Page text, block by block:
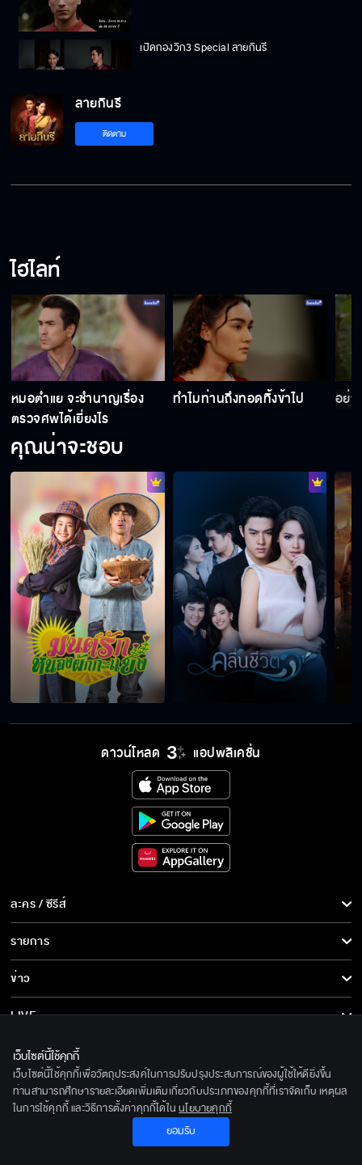
เปิดกองวิก3 Special ลายกินรี
เงื่อนงำจากผืนผ้า คดีฆาตกรรมที่อาจทำให้อโยธ
ลายกินรี
ติดตาม
ไฮไลท์
หมอตำแย จะชำนาญเรื่อง
ตรวจศพได้เยี่ยงไร
ทำไมท่านถึงทอดทิ้งข้าไป อย่า
คุณน่าจะชอบ
ดาวน์โหลด แอปพลิเคชั่น
ละคร / ซีรีส์
ละคร/ซีรีส์
ซีรีส์นานาชาติ
การ์ตูน & เกม
รายการ
รายการทั้งหมด
ข่าว
ข่าวทั้งหมด
ข่าวประชาสัมพันธ์
LIVE
เกี่ยวกับเรา
BEC World
รู้จักเรา
ติดตามเราได้ที่
© 2020 Bangkok Entertainment Co.,Ltd. All Rights Reserved.
Powered by BECi Corporation Ltd.
เว็บไซต์นี้ใช้คุกกี้
เว็บไซต์นี้ใช้คุกกี้เพื่อวัตถุประสงค์ในการปรับปรุงประสบการณ์ของผู้ใช้ให้ดียิ่งขึ้น
ท่านสามารถศึกษารายละเอียดเพิ่มเติมเกี่ยวกับประเภทของคุกกี้ที่เราจัดเก็บ เหตุผล
ในการใช้คุกกี้ และวิธีการตั้งค่าคุกกี้ได้ใน นโยบายคุกกี้
ยอมรับ